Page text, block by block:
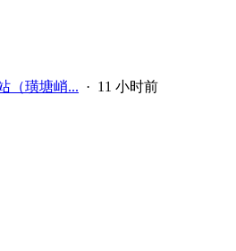
（璜塘峭... · 11 小时前